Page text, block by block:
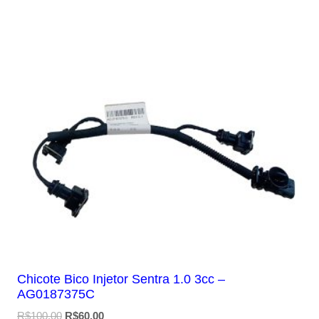
Chicote Bico Injetor Sentra 1.0 3cc –
AG0187375C
R$100,00 O
R$60,00O